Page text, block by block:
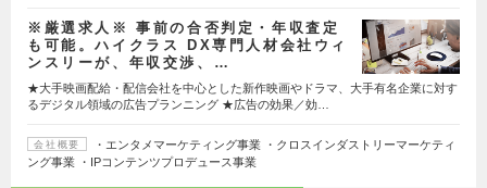
※厳選求人※ 事前の合否判定・年収査定
も可能。ハイクラス DX専門人材会社ウィ
ンスリーが、年収交渉、…
★大手映画配給・配信会社を中心とした新作映画やドラマ、大手有名企業に対す
るデジタル領域の広告プランニング ★広告の効果／効…
会社概要
・エンタメマーケティング事業 ・クロスインダストリーマーケティ
ング事業 ・IPコンテンツプロデュース事業